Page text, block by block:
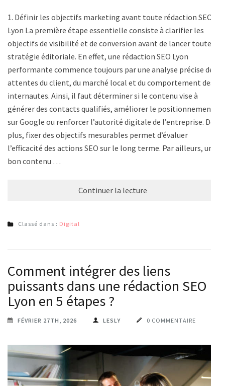
1. Définir les objectifs marketing avant toute rédaction SEO
Lyon La première étape essentielle consiste à clarifier les
objectifs de visibilité et de conversion avant de lancer toute
stratégie éditoriale. En effet, une rédaction SEO Lyon
performante commence toujours par une analyse précise des
attentes du client, du marché local et du comportement des
internautes. Ainsi, il faut déterminer si le contenu vise à
générer des contacts qualifiés, améliorer le positionnement
sur Google ou renforcer l’autorité digitale de l’entreprise. De
plus, fixer des objectifs mesurables permet d’évaluer
l’efficacité des actions SEO sur le long terme. Par ailleurs, un
bon contenu …
Continuer la lecture
Classé dans : Digital
Comment intégrer des liens
puissants dans une rédaction SEO
Lyon en 5 étapes ?
FÉVRIER 27TH, 2026 LESLY 0 COMMENTAIRE